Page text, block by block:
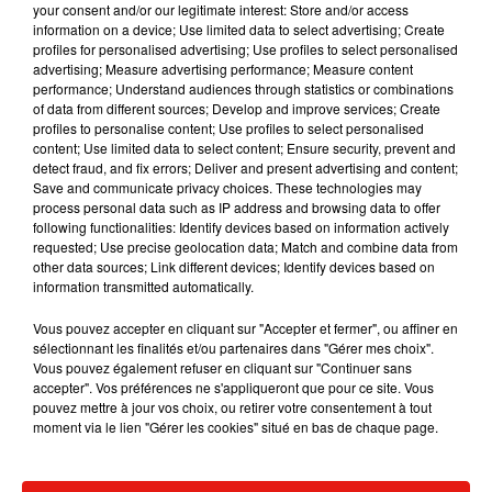
goûter.
Musique
5 août 2026
Benny Blanco invite Selena Gomez et
Becky G sur son nouveau single
4 août 2026
Tiny Desk invite Charlie Puth pour une
live session solaire
Ariana Grande prendra une pause après
your consent and/or our legitimate interest: Store and/or access
information on a device; Use limited data to select advertising; Create
profiles for personalised advertising; Use profiles to select personalised
advertising; Measure advertising performance; Measure content
performance; Understand audiences through statistics or combinations
of data from different sources; Develop and improve services; Create
profiles to personalise content; Use profiles to select personalised
content; Use limited data to select content; Ensure security, prevent and
detect fraud, and fix errors; Deliver and present advertising and content;
Save and communicate privacy choices. These technologies may
process personal data such as IP address and browsing data to offer
following functionalities: Identify devices based on information actively
requested; Use precise geolocation data; Match and combine data from
other data sources; Link different devices; Identify devices based on
information transmitted automatically.
Vous pouvez accepter en cliquant sur "Accepter et fermer", ou affiner en
sélectionnant les finalités et/ou partenaires dans "Gérer mes choix".
Vous pouvez également refuser en cliquant sur "Continuer sans
accepter". Vos préférences ne s'appliqueront que pour ce site. Vous
pouvez mettre à jour vos choix, ou retirer votre consentement à tout
moment via le lien "Gérer les cookies" situé en bas de chaque page.